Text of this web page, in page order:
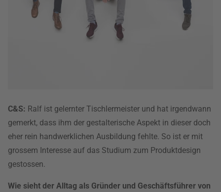
C&S: Ralf ist gelernter Tischlermeister und hat irgendwann
gemerkt, dass ihm der gestalterische Aspekt in dieser doch
eher rein handwerklichen Ausbildung fehlte. So ist er mit
grossem Interesse auf das Studium zum Produktdesign
gestossen.
Wie sieht der Alltag als Gründer und Geschäftsführer von